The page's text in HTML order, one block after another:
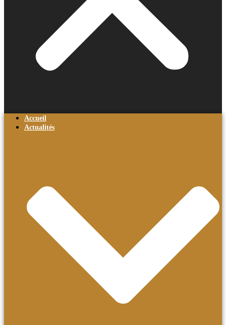
Accueil
Actualités